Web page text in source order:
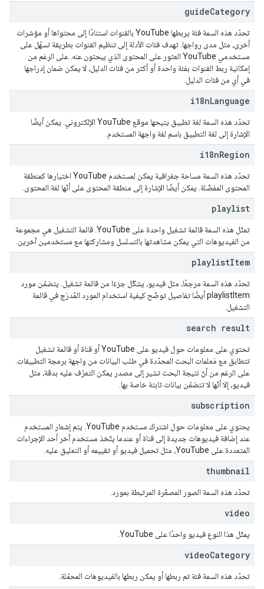
guideCategory
تحدّد هذه السمة فئة يربطها YouTube بالقنوات استنادًا إلى محتواها أو مؤشرات
أخرى، مثل مدى رواجها. تهدف فئات الأدلة إلى تنظيم القنوات بطريقة تسهّل على
مستخدمي YouTube العثور على المحتوى الذي يبحثون عنه. على الرغم من
إمكانية ربط القنوات بفئة واحدة أو أكثر من فئات الدليل، لا يمكن ضمان إدراجها
في أي من فئات الدليل.
i18nLanguage
تحدّد هذه السمة لغة تطبيق يتيحها موقع YouTube الإلكتروني. يمكن أيضًا
الإشارة إلى لغة التطبيق باسم لغة واجهة المستخدم.
i18nRegion
تحدّد هذه السمة مساحة جغرافية يمكن لمستخدم YouTube اختيارها كمنطقة
المحتوى المفضّلة. يمكن أيضًا الإشارة إلى منطقة المحتوى على أنّها لغة المحتوى.
playlist
تمثّل هذه السمة قائمة تشغيل واحدة على YouTube. قائمة التشغيل هي مجموعة
من الفيديوهات التي يمكن مشاهدتها بالتسلسل ومشاركتها مع مستخدمين آخرين.
playlistItem
تحدّد هذه السمة مرجعًا، مثل فيديو، يشكّل جزءًا من قائمة تشغيل. يتضمّن مورد
playlistItem أيضًا تفاصيل توضّح كيفية استخدام المورد المُدرَج في قائمة
التشغيل.
search result
تحتوي على معلومات حول فيديو على YouTube أو قناة أو قائمة تشغيل
تتطابق مع مَعلمات البحث المحدّدة في طلب البيانات من واجهة برمجة التطبيقات.
على الرغم من أنّ نتيجة البحث تشير إلى مصدر يمكن التعرّف عليه بدقة، مثل
فيديو، إلا أنّها لا تتضمّن بيانات ثابتة خاصة بها.
subscription
يحتوي على معلومات حول اشتراك مستخدم YouTube. يتم إشعار المستخدم
عند إضافة فيديوهات جديدة إلى قناة أو عندما يتّخذ مستخدم آخر أحد الإجراءات
المتعددة على YouTube، مثل تحميل فيديو أو تقييمه أو التعليق عليه.
thumbnail
تحدّد هذه السمة الصور المصغّرة المرتبطة بمورد.
video
يمثّل هذا النوع فيديو واحدًا على YouTube.
videoCategory
تحدّد هذه السمة فئة تم ربطها أو يمكن ربطها بالفيديوهات المحمّلة.